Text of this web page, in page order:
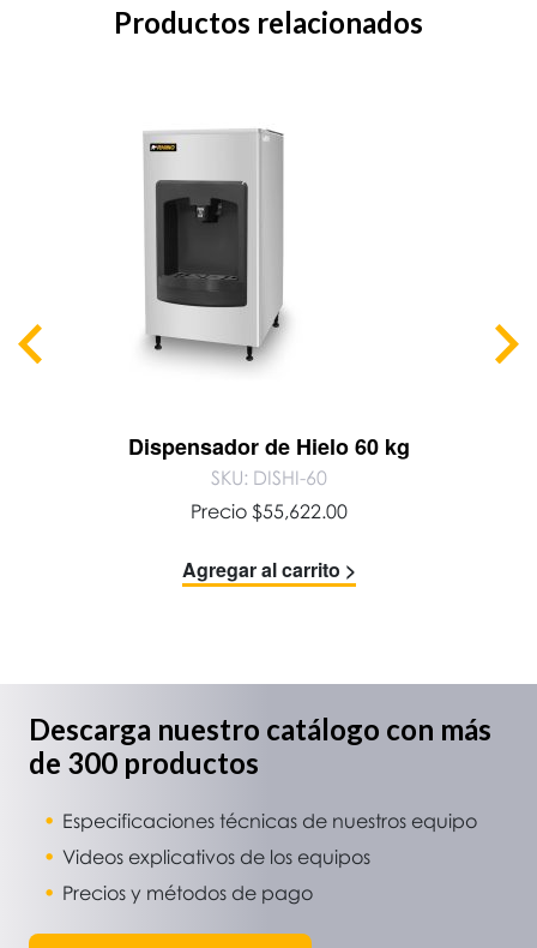
Productos relacionados
Dispensador de Hielo 60 kg
SKU: DISHI-60
Precio $55,622.00
Agregar al carrito >
Descarga nuestro catálogo con más
de 300 productos
Especificaciones técnicas de nuestros equipo
Videos explicativos de los equipos
Precios y métodos de pago